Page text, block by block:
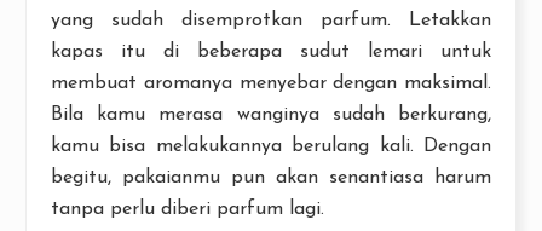
yang sudah disemprotkan parfum. Letakkan
kapas itu di beberapa sudut lemari untuk
membuat aromanya menyebar dengan maksimal.
Bila kamu merasa wanginya sudah berkurang,
kamu bisa melakukannya berulang kali. Dengan
begitu, pakaianmu pun akan senantiasa harum
tanpa perlu diberi parfum lagi.